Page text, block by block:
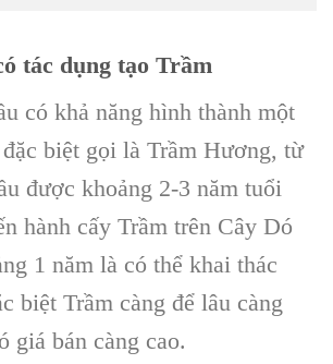
tác dụng tạo Trầm
có khả năng hình thành một
biệt gọi là Trầm Hương, từ
được khoảng 2-3 năm tuổi
hành cấy Trầm trên Cây Dó
1 năm là có thể khai thác
biệt Trầm càng để lâu càng
giá bán càng cao.